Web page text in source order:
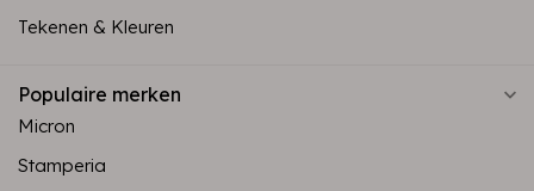
Tekenen & Kleuren
Populaire merken
Micron
Stamperia